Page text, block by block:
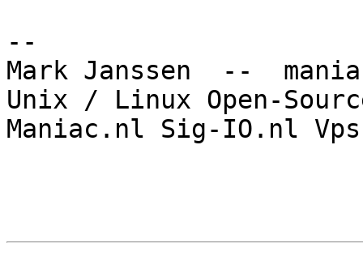
--
Mark Janssen  --
Unix / Linux Open-
Maniac.nl Sig-IO.nl